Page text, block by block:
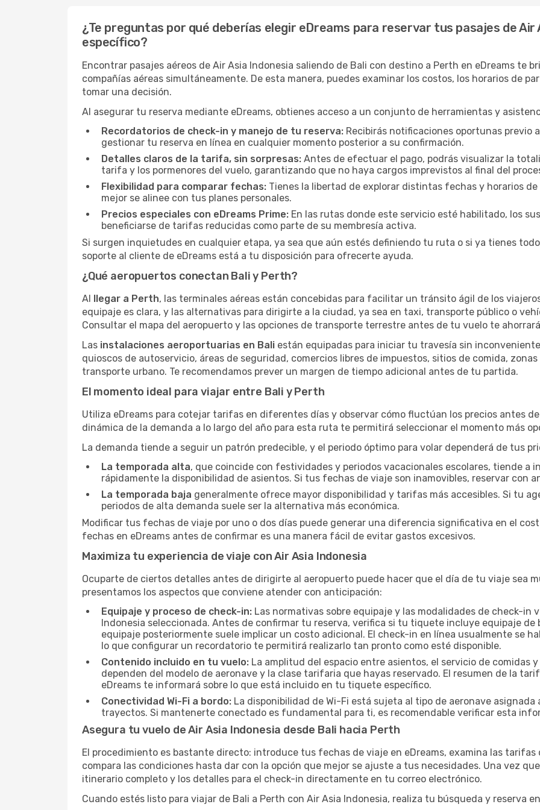
¿Te preguntas por qué deberías elegir eDreams para reservar tus pasajes de
específico?
Encontrar pasajes aéreos de Air Asia Indonesia saliendo de Bali con destino a Perth en eDreams te
compañías aéreas simultáneamente. De esta manera, puedes examinar los costos, los horarios de
tomar una decisión.
Al asegurar tu reserva mediante eDreams, obtienes acceso a un conjunto de herramientas y
Recordatorios de check-in y manejo de tu reserva: Recibirás notificaciones oportunas previo
gestionar tu reserva en línea en cualquier momento posterior a su confirmación.
Detalles claros de la tarifa, sin sorpresas: Antes de efectuar el pago, podrás visualizar la
tarifa y los pormenores del vuelo, garantizando que no haya cargos imprevistos al final del
Flexibilidad para comparar fechas: Tienes la libertad de explorar distintas fechas y horarios
mejor se alinee con tus planes personales.
Precios especiales con eDreams Prime: En las rutas donde este servicio esté habilitado, los
beneficiarse de tarifas reducidas como parte de su membresía activa.
Si surgen inquietudes en cualquier etapa, ya sea que aún estés definiendo tu ruta o si ya tienes
soporte al cliente de eDreams está a tu disposición para ofrecerte ayuda.
¿Qué aeropuertos conectan Bali y Perth?
Al llegar a Perth, las terminales aéreas están concebidas para facilitar un tránsito ágil de los
equipaje es clara, y las alternativas para dirigirte a la ciudad, ya sea en taxi, transporte público o
Consultar el mapa del aeropuerto y las opciones de transporte terrestre antes de tu vuelo te
Las instalaciones aeroportuarias en Bali están equipadas para iniciar tu travesía sin
quioscos de autoservicio, áreas de seguridad, comercios libres de impuestos, sitios de comida,
transporte urbano. Te recomendamos prever un margen de tiempo adicional antes de tu partida.
El momento ideal para viajar entre Bali y Perth
Utiliza eDreams para cotejar tarifas en diferentes días y observar cómo fluctúan los precios antes
dinámica de la demanda a lo largo del año para esta ruta te permitirá seleccionar el momento más
La demanda tiende a seguir un patrón predecible, y el periodo óptimo para volar dependerá de tus
La temporada alta, que coincide con festividades y periodos vacacionales escolares, tiende a
rápidamente la disponibilidad de asientos. Si tus fechas de viaje son inamovibles, reservar con
La temporada baja generalmente ofrece mayor disponibilidad y tarifas más accesibles. Si tu
periodos de alta demanda suele ser la alternativa más económica.
Modificar tus fechas de viaje por uno o dos días puede generar una diferencia significativa en el
fechas en eDreams antes de confirmar es una manera fácil de evitar gastos excesivos.
Maximiza tu experiencia de viaje con Air Asia Indonesia
Ocuparte de ciertos detalles antes de dirigirte al aeropuerto puede hacer que el día de tu viaje sea
presentamos los aspectos que conviene atender con anticipación:
Equipaje y proceso de check-in: Las normativas sobre equipaje y las modalidades de check-in
Indonesia seleccionada. Antes de confirmar tu reserva, verifica si tu tiquete incluye equipaje de
equipaje posteriormente suele implicar un costo adicional. El check-in en línea usualmente se
lo que configurar un recordatorio te permitirá realizarlo tan pronto como esté disponible.
Contenido incluido en tu vuelo: La amplitud del espacio entre asientos, el servicio de comidas
dependen del modelo de aeronave y la clase tarifaria que hayas reservado. El resumen de la
eDreams te informará sobre lo que está incluido en tu tiquete específico.
Conectividad Wi-Fi a bordo: La disponibilidad de Wi-Fi está sujeta al tipo de aeronave
trayectos. Si mantenerte conectado es fundamental para ti, es recomendable verificar esta
Asegura tu vuelo de Air Asia Indonesia desde Bali hacia Perth
El procedimiento es bastante directo: introduce tus fechas de viaje en eDreams, examina las tarifas
compara las condiciones hasta dar con la opción que mejor se ajuste a tus necesidades. Una vez
itinerario completo y los detalles para el check-in directamente en tu correo electrónico.
Cuando estés listo para viajar de Bali a Perth con Air Asia Indonesia, realiza tu búsqueda y reserva